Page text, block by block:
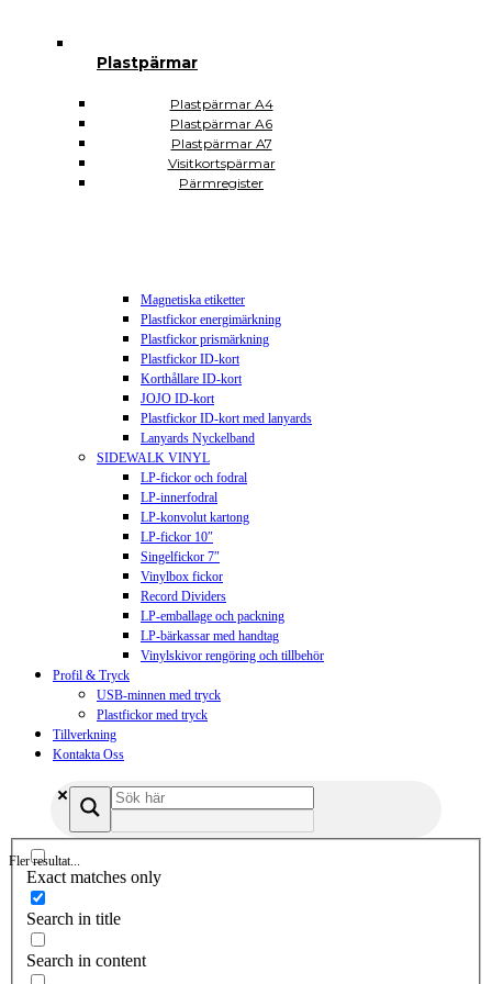
Plastpärmar
Plastpärmar A4
Plastpärmar A6
Plastpärmar A7
Visitkortspärmar
Pärmregister
Självhäftande Plastfickor
Självhäftande A4
Självhäftande A5
Självhäftande A6
Självhäftande A7
Självhäftande CD DVD USB
Magnetiska etiketter
Plastfickor energimärkning
Plastfickor prismärkning
Plastfickor ID-kort
Korthållare ID-kort
JOJO ID-kort
Plastfickor ID-kort med lanyards
Lanyards Nyckelband
SIDEWALK VINYL
LP-fickor och fodral
LP-innerfodral
LP-konvolut kartong
LP-fickor 10″
Singelfickor 7″
Vinylbox fickor
Record Dividers
LP-emballage och packning
LP-bärkassar med handtag
Vinylskivor rengöring och tillbehör
Profil & Tryck
USB-minnen med tryck
Plastfickor med tryck
Tillverkning
Kontakta Oss
Fler resultat...
Exact matches only
Search in title
Search in content